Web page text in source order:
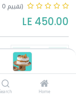
Home
(تقييم 0 )
450.00